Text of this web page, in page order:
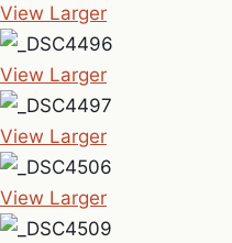
View Larger
View Larger
View Larger
View Larger